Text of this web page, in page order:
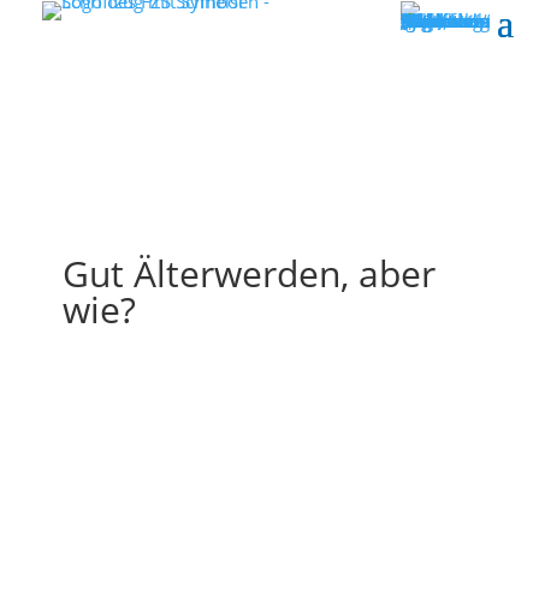
Gut Älterwerden, aber
wie?